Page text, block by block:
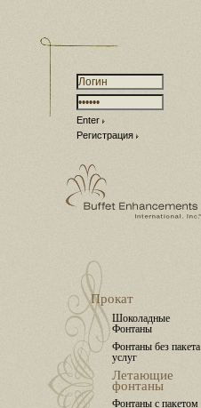
Enter
Регистрация
Прокат
Шоколадные
Фонтаны
Фонтаны без пакета
услуг
Летающие
фонтаны
Фонтаны с пакетом